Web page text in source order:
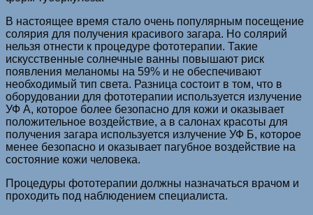
В настоящее время стало очень популярным посещение
солярия для получения красивого загара. Но солярий
нельзя отнести к процедуре фототерапии. Такие
искусственные солнечные ванны повышают риск
появления меланомы на 59% и не обеспечивают
необходимый тип света. Разница состоит в том, что в
оборудовании для фототерапии используется излучение
УФ А, которое более безопасно для кожи и оказывает
положительное воздействие, а в салонах красоты для
получения загара используется излучение УФ Б, которое
менее безопасно и оказывает пагубное воздействие на
состояние кожи человека.
Процедуры фототерапии должны назначаться врачом и
проходить под наблюдением специалиста.